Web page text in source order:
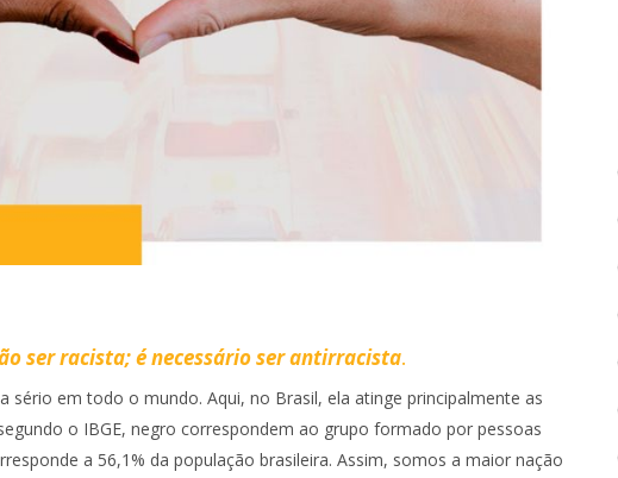
ser racista; é necessário ser antirracista.
sério em todo o mundo. Aqui, no Brasil, ela atinge principalmente as
o IBGE, negro correspondem ao grupo formado por pessoas
a 56,1% da população brasileira. Assim, somos a maior nação